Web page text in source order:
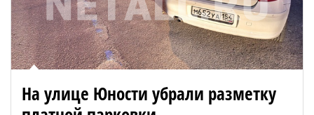
На улице Юности убрали разметку